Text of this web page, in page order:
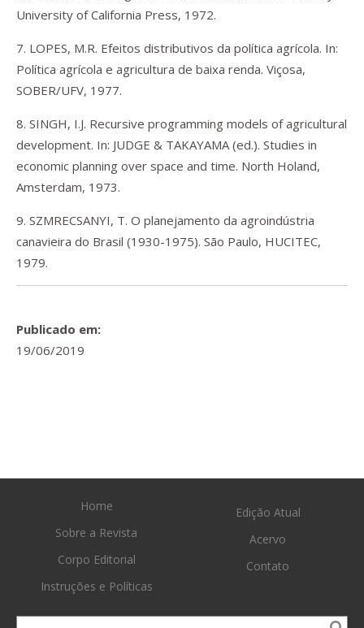
University of California Press, 1972.
7. LOPES, M.R. Efeitos distributivos da política agrícola. In:
Política agrícola e agricultura de baixa renda. Viçosa,
SOBER/UFV, 1977.
8. SINGH, I.J. Recursive programming models of agricultural
development. In: JUDGE & TAKAYAMA (ed.). Studies in
economic planning over space and time. North Holand,
Amsterdam, 1973.
9. SZMRECSANYI, T. O planejamento da agroindústria
canavieira do Brasil (1930-1975). São Paulo, HUCITEC,
1979.
Publicado em:
19/06/2019
Home
Sobre a Revista
Corpo Editorial
Instruções e Políticas
Edição Atual
Acervo
Contato